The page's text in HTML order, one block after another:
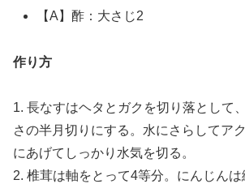
【A】酢：大さじ2
作り方
1. 長なすはヘタとガクを切り落として
さの半月切りにする。水にさらしてア
にあげてしっかり水気を切る。
2. 椎茸は軸をとって4等分。にんじん